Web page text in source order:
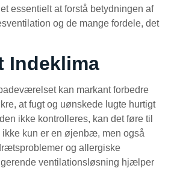
essentielt at forstå betydningen af
og de mange fordele, det
Indeklima
kan markant forbedre
at fugt og uønskede lugte hurtigt
ikke kontrolleres, kan det føre til
ikke kun er en øjenbæ, men også
og allergiske
ventilationsløsning hjælper